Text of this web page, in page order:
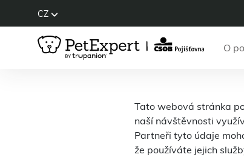
CZ
O
Tato webová stránka
naší návštěvnosti
Partneři tyto údaje
že používáte jejich